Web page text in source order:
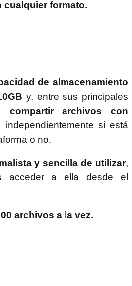
cualquier formato.
de almacenamiento
y, entre sus principales
compartir archivos con
independientemente si está
o no.
y sencilla de utilizar,
acceder a ella desde el
archivos a la vez.